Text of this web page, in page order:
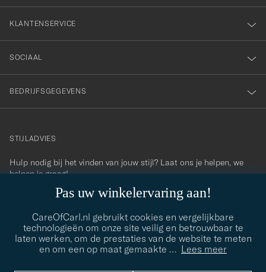
Pas uw winkelervaring aan!
CareOfCarl.nl gebruikt cookies en vergelijkbare
technologieën om onze site veilig en betrouwbaar te
laten werken, om de prestaties van de website te meten
en om een op maat gemaakte … Lees meer
KLANTENSERVICE
SOCIAAL
BEDRIJFSGEGEVENS
contact@careofcarl.com
STIJLADVIES
Hulp nodig bij het vinden van jouw stijl? Laat ons je helpen, we
helpen je graag!
STIJLADVIES
© Care of Carl 2026